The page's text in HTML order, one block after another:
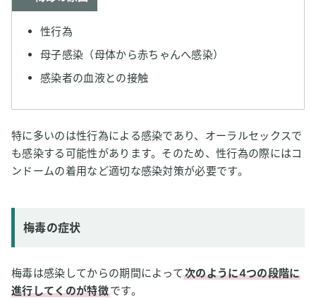
性行為
母子感染（母体から赤ちゃんへ感染）
感染者の血液との接触
特に多いのは性行為による感染であり、オーラルセックスで
も感染する可能性があります。そのため、性行為の際にはコ
ンドームの着用など適切な感染対策が必要です。
梅毒の症状
梅毒は感染してからの期間によって次のように4つの段階に
進行してくのが特徴です。